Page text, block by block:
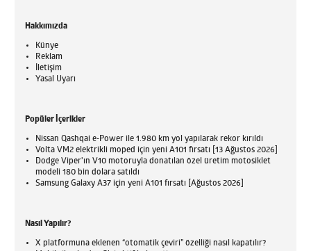
Hakkımızda
Künye
Reklam
İletişim
Yasal Uyarı
Popüler İçerikler
Nissan Qashqai e-Power ile 1.980 km yol yapılarak rekor kırıldı
Volta VM2 elektrikli moped için yeni A101 fırsatı [13 Ağustos 2026]
Dodge Viper'ın V10 motoruyla donatılan özel üretim motosiklet
modeli 180 bin dolara satıldı
Samsung Galaxy A37 için yeni A101 fırsatı [Ağustos 2026]
Nasıl Yapılır?
X platformuna eklenen “otomatik çeviri” özelliği nasıl kapatılır?